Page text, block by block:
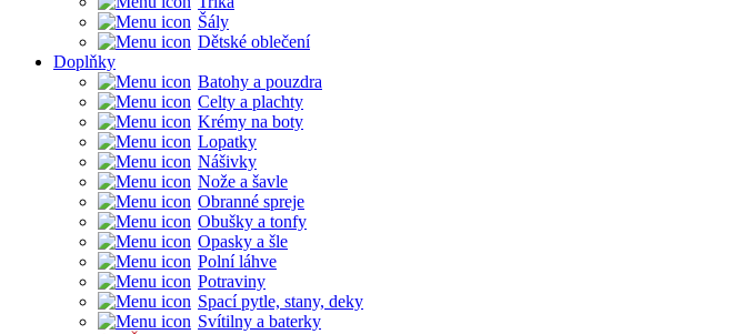
Šály
Dětské oblečení
Doplňky
Batohy a pouzdra
Celty a plachty
Krémy na boty
Lopatky
Nášivky
Nože a šavle
Obranné spreje
Obušky a tonfy
Opasky a šle
Polní láhve
Potraviny
Spací pytle, stany, deky
Svítilny a baterky